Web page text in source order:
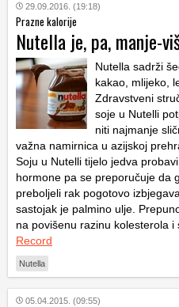
29.09.2016. (19:18)
Prazne kalorije
Nutella je, pa, manje-
Nutella sadrži
kakao, mlijeko,
Zdravstveni
soje u Nutelli
niti najmanje
važna namirnica u azijskoj
Soju u Nutelli tijelo jedva
hormone pa se preporučuje da
preboljeli rak pogotovo
sastojak je palmino ulje.
na povišenu razinu kolesterola i
Record
Nutella
05.04.2015. (09:55)